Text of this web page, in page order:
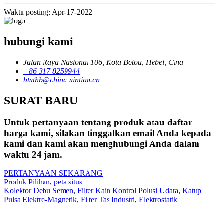
Waktu posting: Apr-17-2022
hubungi kami
Jalan Raya Nasional 106, Kota Botou, Hebei, Cina
+86 317 8259944
btxthb@china-xintian.cn
SURAT BARU
Untuk pertanyaan tentang produk atau daftar
harga kami, silakan tinggalkan email Anda kepada
kami dan kami akan menghubungi Anda dalam
waktu 24 jam.
PERTANYAAN SEKARANG
Produk Pilihan, peta situs
Kolektor Debu Semen, Filter Kain Kontrol Polusi Udara, Katup
Pulsa Elektro-Magnetik, Filter Tas Industri, Elektrostatik